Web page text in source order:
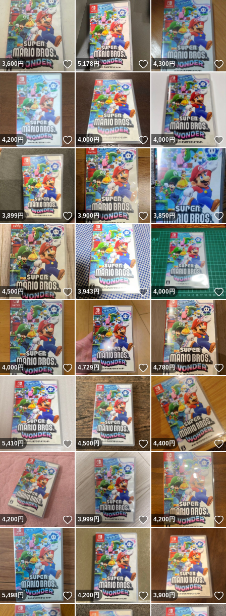
3,600円 いいね！
5,178円 いいね！
4,300円
4,200円 いいね！
4,000円 いいね！
4,000円
3,899円 いいね！
3,900円 いいね！
3,850円
4,500円 いいね！
3,943円 いいね！
4,000円
4,000円 いいね！
4,729円 いいね！
4,780円
5,410円 いいね！
4,500円 いいね！
4,400円
4,200円 いいね！
3,999円 いいね！
4,200円
5,498円 いいね！
4,200円 いいね！
3,900円